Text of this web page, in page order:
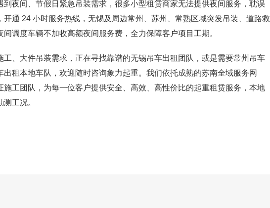
到夜间、节假日紧急吊装需求，很多小型租赁商家无法提供夜间服务，耽误
通 24 小时服务热线，无锡及周边常州、苏州、常熟区域突发吊装、道路救
调度车辆不加收高额夜间服务费，全力保障客户项目工期。
、大件吊装需求，正在寻找靠谱的无锡吊车出租团队，或是需要常州吊车
租本地车队，欢迎随时咨询象力起重。我们依托成熟的苏南全域服务网
工团队，为每一位客户提供安全、高效、高性价比的起重租赁服务，本地
工况。